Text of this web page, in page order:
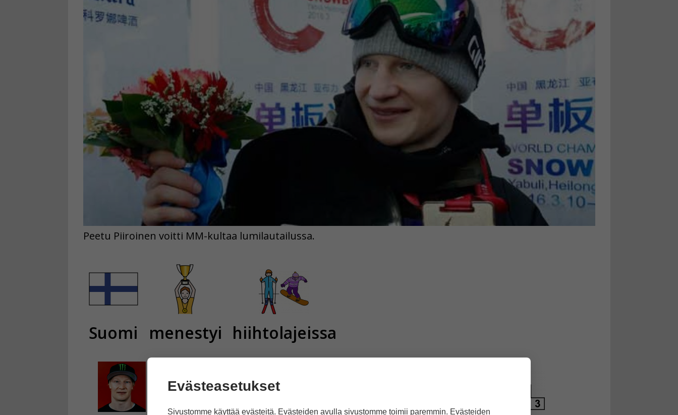
Suomi menestyi hiihtolajeissa
Peetu Piiroinen voitti MM-kultaa lumilautailussa.
Evästeasetukset
Sivustomme käyttää evästeitä. Evästeiden avulla sivustomme toimii paremmin. Evästeiden